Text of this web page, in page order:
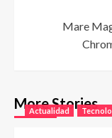
Mare
More Stories
Actualidad